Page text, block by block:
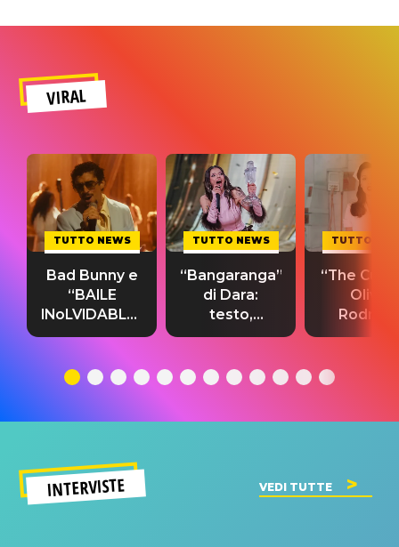
VIRAL
TUTTO NEWS
Bad Bunny e
“BAILE
INoLVIDABLE”:
testo,
significato
TUTTO NEWS
“Bangaranga”
di Dara:
testo,
traduzione e
del singolo
TUTTO
“The
Olivia
testo,
INTERVISTE VEDI TUTTE